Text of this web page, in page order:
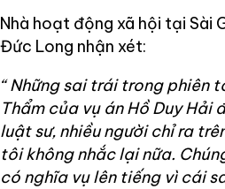
Nhà hoạt động xã hội tại Sài
Đức Long nhận xét:
“ Những sai trái trong phiên
Thẩm của vụ án Hồ Duy Hải
luật sư, nhiều người chỉ ra
tôi không nhắc lại nữa.
có nghĩa vụ lên tiếng vì cái